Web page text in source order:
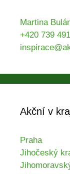
Martina
+420 739
Akční v
Praha
Jihočeský